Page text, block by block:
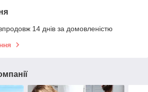
14 днів за домовленістю